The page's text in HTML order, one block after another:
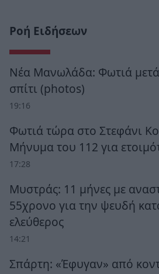
Ροή Ειδήσεων
Νέα Μανωλάδα: Φωτιά
σπίτι (photos)
19:16
Φωτιά τώρα στο Στεφάνι
Μήνυμα του 112 για
17:28
Μυστράς: 11 μήνες με
55χρονο για την ψευδή
ελεύθερος
14:21
Σπάρτη: «Έφυγαν» από